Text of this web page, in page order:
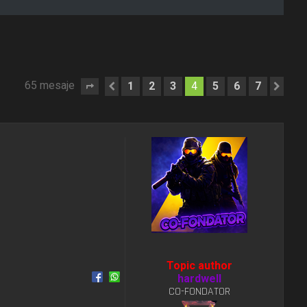
65 mesaje Pagina din
Anterior
1 2 3 4 5 6 7
Topic author
hardwell
CO-FONDATOR